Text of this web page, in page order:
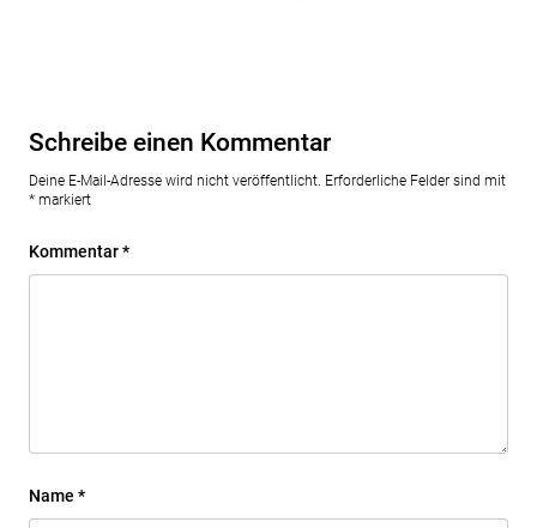
Schreibe einen Kommentar
Deine E-Mail-Adresse wird nicht veröffentlicht. Erforderliche Felder sind mit
* markiert
Kommentar*
Name *